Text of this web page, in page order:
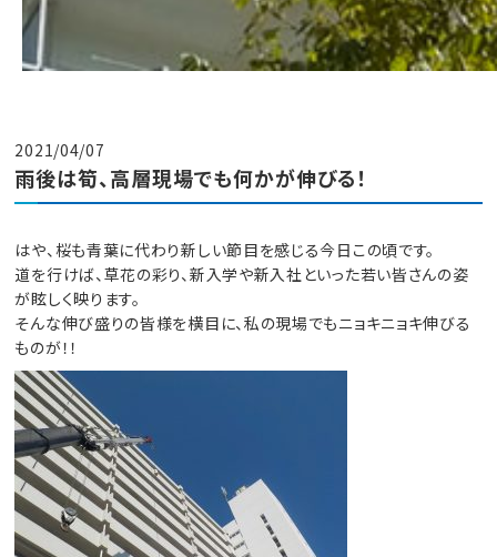
2021/04/07
雨後は筍、高層現場でも何かが伸びる！
はや、桜も青葉に代わり新しい節目を感じる今日この頃です。
道を行けば、草花の彩り、新入学や新入社といった若い皆さんの姿
が眩しく映ります。
そんな伸び盛りの皆様を横目に、私の現場でもニョキニョキ伸びる
ものが！！